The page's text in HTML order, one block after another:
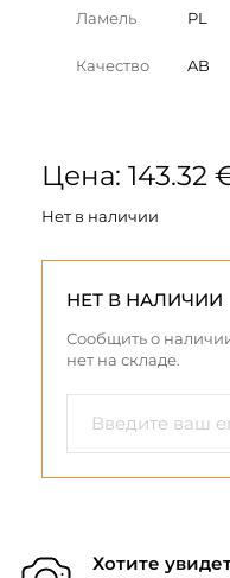
Ламель PL
Качество AB
Цена: 143.32
Нет в наличии
НЕТ В НАЛИЧИИ
Сообщить о
нет на складе.
Хотите